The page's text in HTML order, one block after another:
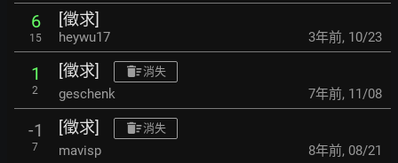
6
15
[徵求]
heywu17 3年前, 10/23
1
2
[徵求] 消失
geschenk 7年前, 11/08
-1
7
[徵求] 消失
mavisp 8年前, 08/21